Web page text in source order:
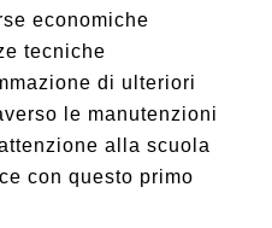
economiche
tecniche
di ulteriori
le manutenzioni
alla scuola
con questo primo